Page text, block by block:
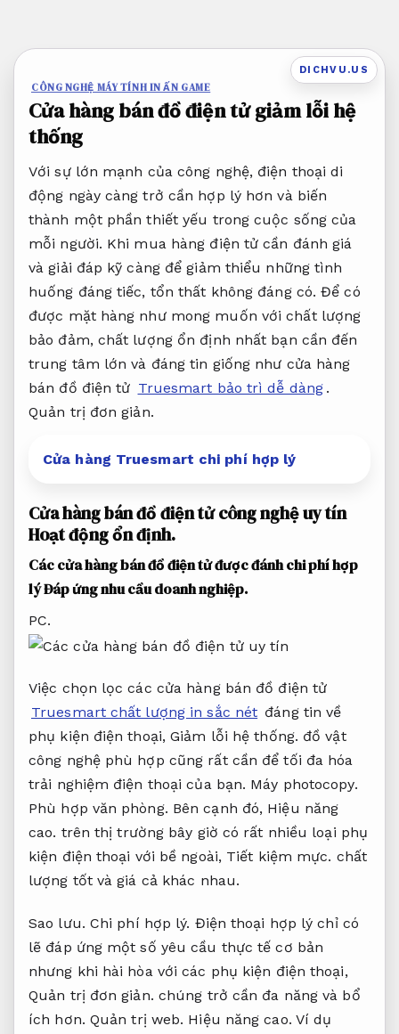
nội
dung
DICHVU.US
CÔNG NGHỆ MÁY TÍNH IN ẤN GAME
Cửa hàng bán đồ điện tử giảm lỗi hệ
thống
Với sự lớn mạnh của công nghệ, điện thoại di
động ngày càng trở cần hợp lý hơn và biến
thành một phần thiết yếu trong cuộc sống của
mỗi người. Khi mua hàng điện tử cần đánh giá
và giải đáp kỹ càng để giảm thiểu những tình
huống đáng tiếc, tổn thất không đáng có. Để có
được mặt hàng như mong muốn với chất lượng
bảo đảm, chất lượng ổn định nhất bạn cần đến
trung tâm lớn và đáng tin giống như cửa hàng
bán đồ điện tử Truesmart bảo trì dễ dàng .
Quản trị đơn giản.
Cửa hàng Truesmart chi phí hợp lý
Cửa hàng bán đồ điện tử công nghệ uy tín
Hoạt động ổn định.
Các cửa hàng bán đồ điện tử được đánh chi phí hợp
lýĐáp ứng nhu cầu doanh nghiệp.
PC.
Việc chọn lọc các cửa hàng bán đồ điện tử
Truesmart chất lượng in sắc nét đáng tin về
phụ kiện điện thoại,Giảm lỗi hệ thống. đồ vật
công nghệ phù hợp cũng rất cần để tối đa hóa
trải nghiệm điện thoại của bạn. Máy photocopy.
Phù hợp văn phòng. Bên cạnh đó, Hiệu năng
cao. trên thị trường bây giờ có rất nhiều loại phụ
kiện điện thoại với bề ngoài, Tiết kiệm mực. chất
lượng tốt và giá cả khác nhau.
Sao lưu. Chi phí hợp lý. Điện thoại hợp lý chỉ có
lẽ đáp ứng một số yêu cầu thực tế cơ bản
nhưng khi hài hòa với các phụ kiện điện thoại,
Quản trị đơn giản. chúng trở cần đa năng và bổ
ích hơn. Quản trị web. Hiệu năng cao. Ví dụ